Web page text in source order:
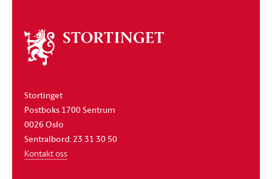
Om
stortinget
Stortinget
Postboks 1700 Sentrum
0026 Oslo
Sentralbord: 23 31 30 50
Kontakt oss